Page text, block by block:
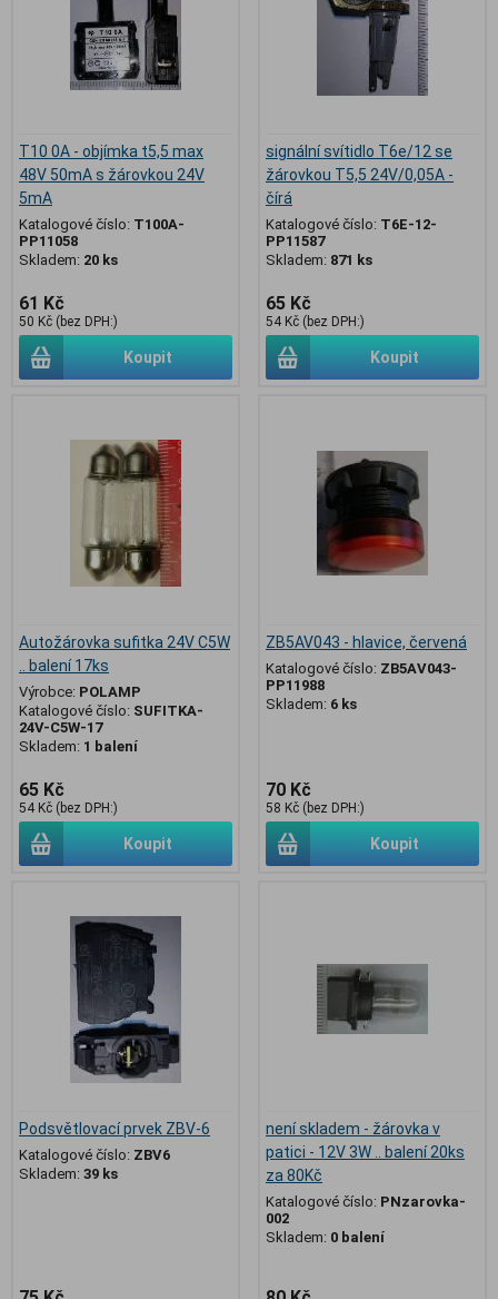
T10 0A - objímka t5,5 max
48V 50mA s žárovkou 24V
5mA
Katalogové číslo: T100A-
PP11058
Skladem: 20 ks
61 Kč
50 Kč (bez DPH:)
Koupit
signální svítidlo T6e/12 se
žárovkou T5,5 24V/0,05A -
čírá
Katalogové číslo: T6E-12-
PP11587
Skladem: 871 ks
65 Kč
54 Kč (bez DPH:)
Koupit
Autožárovka sufitka 24V C5W
.. balení 17ks
Výrobce: POLAMP
Katalogové číslo: SUFITKA-
24V-C5W-17
Skladem: 1 balení
65 Kč
54 Kč (bez DPH:)
Koupit
ZB5AV043 - hlavice, červená
Katalogové číslo: ZB5AV043-
PP11988
Skladem: 6 ks
70 Kč
58 Kč (bez DPH:)
Koupit
Podsvětlovací prvek ZBV-6
Katalogové číslo: ZBV6
Skladem: 39 ks
není skladem - žárovka v
patici - 12V 3W .. balení 20ks
za 80Kč
Katalogové číslo: PNzarovka-
002
Skladem: 0 balení